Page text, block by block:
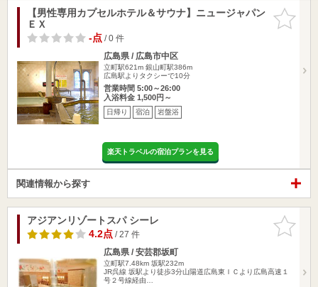
お気に入
りに追加
【男性専用カプセルホテル＆サウナ】ニュージャパン
ＥＸ
-点/ 0 件
広島県 / 広島市中区
立町駅621m 銀山町駅386m
広島駅よりタクシーで10分
営業時間 5:00～26:00
入浴料金 1,500円～
日帰り 宿泊 岩盤浴
楽天トラベルの宿泊プランを見る
関連情報から探す
お気に入
りに追加
アジアンリゾートスパ シーレ
4.2点/ 27 件
広島県 / 安芸郡坂町
立町駅7.48km 坂駅232m
JR呉線 坂駅より徒歩3分山陽道広島東ＩＣより広島高速１
号２号線経由…